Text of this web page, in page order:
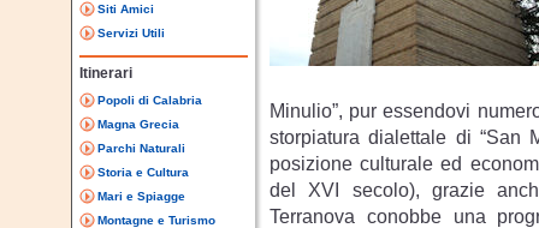
Siti Amici
Servizi Utili
Itinerari
Popoli di Calabria
Magna Grecia
Parchi Naturali
Storia e Cultura
Mari e Spiagge
Montagne e Turismo
Minulio”, pur essendovi
storpiatura dialettale di “San
posizione culturale ed
del XVI secolo), grazie
Terranova conobbe una